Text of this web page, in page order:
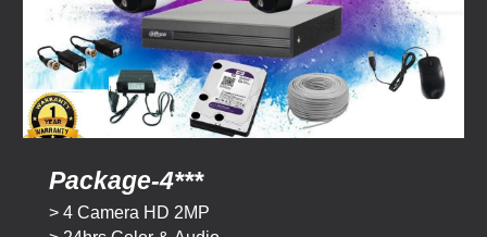
Package-4***
> 4 Camera HD 2MP